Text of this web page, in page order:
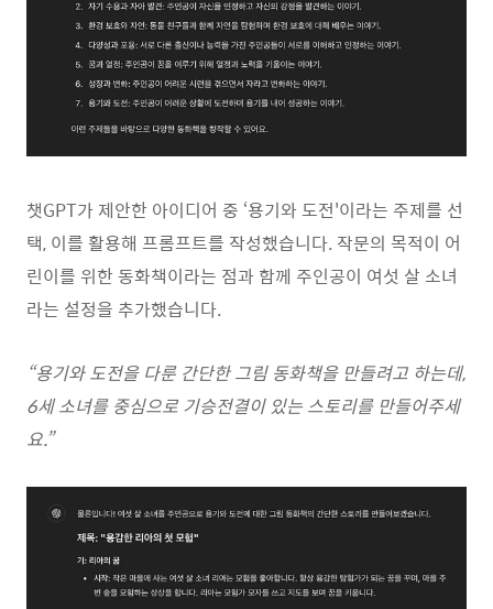
챗GPT가 제안한 아이디어 중 ‘용기와 도전'이라는 주제를 선
택, 이를 활용해 프롬프트를 작성했습니다. 작문의 목적이 어
린이를 위한 동화책이라는 점과 함께 주인공이 여섯 살 소녀
라는 설정을 추가했습니다.
“용기와 도전을 다룬 간단한 그림 동화책을 만들려고 하는데,
6세 소녀를 중심으로 기승전결이 있는 스토리를 만들어주세
요.”